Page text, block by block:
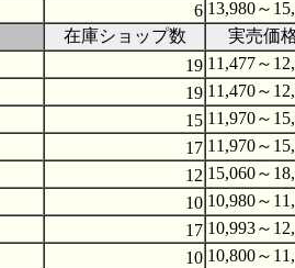
6 13,980～
在庫ショップ数 実売価
19 11,477～
19 11,470～
15 11,970～
17 11,970～
12 15,060～
10 10,980～
17 10,993～
10 10,800～